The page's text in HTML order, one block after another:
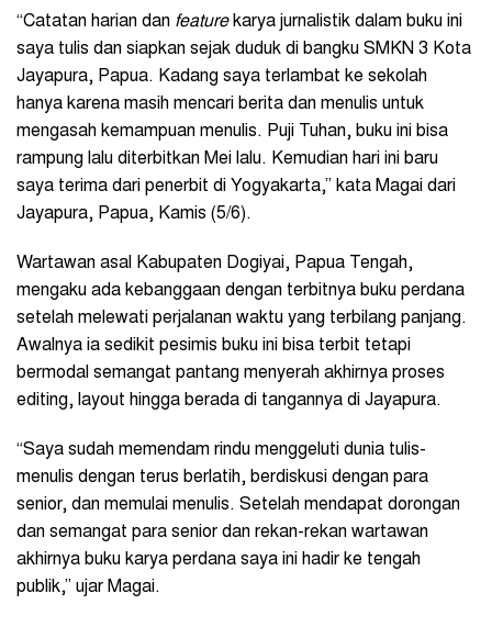
“Catatan harian dan featurekarya jurnalistik dalam buku ini
saya tulis dan siapkan sejak duduk di bangku SMKN 3 Kota
Jayapura, Papua. Kadang saya terlambat ke sekolah
hanya karena masih mencari berita dan menulis untuk
mengasah kemampuan menulis. Puji Tuhan, buku ini bisa
rampung lalu diterbitkan Mei lalu. Kemudian hari ini baru
saya terima dari penerbit di Yogyakarta,” kata Magai dari
Jayapura, Papua, Kamis (5/6).
Wartawan asal Kabupaten Dogiyai, Papua Tengah,
mengaku ada kebanggaan dengan terbitnya buku perdana
setelah melewati perjalanan waktu yang terbilang panjang.
Awalnya ia sedikit pesimis buku ini bisa terbit tetapi
bermodal semangat pantang menyerah akhirnya proses
editing, layout hingga berada di tangannya di Jayapura.
“Saya sudah memendam rindu menggeluti dunia tulis-
menulis dengan terus berlatih, berdiskusi dengan para
senior, dan memulai menulis. Setelah mendapat dorongan
dan semangat para senior dan rekan-rekan wartawan
akhirnya buku karya perdana saya ini hadir ke tengah
publik,” ujar Magai.